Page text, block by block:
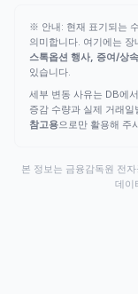
※ 안내: 현재 표기되는
의미합니다. 여기에는
스톡옵션 행사, 증여/상
있습니다.
세부 변동 사유는 DB에
증감 수량과 실제 거래
참고용으로만 활용해 주
본 정보는 금융감독원 전
데이